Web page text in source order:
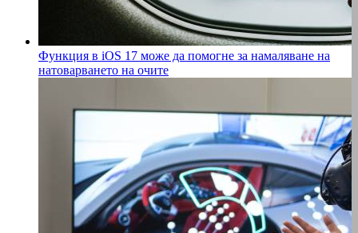
Функция в iOS 17 може да помогне за намаляване на
натоварването на очите